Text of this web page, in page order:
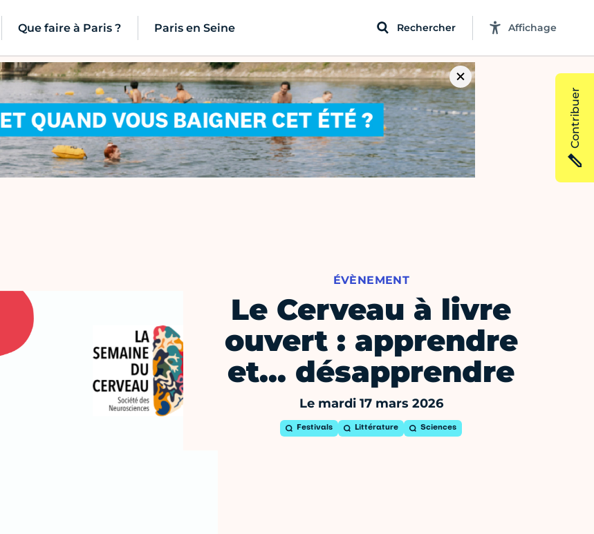
Que faire à Paris ? Paris en Seine Rechercher Affichage
ÉVÈNEMENT
Le Cerveau à livre
ouvert : apprendre
et… désapprendre
Le mardi 17 mars 2026
Festivals Littérature Sciences
Contribuer